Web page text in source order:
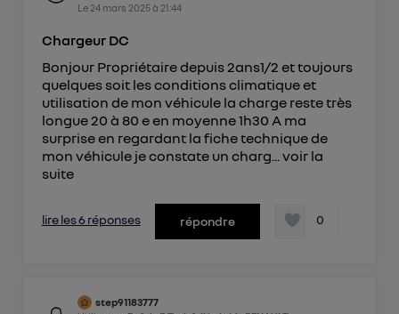
Le 24 mars 2025à 21:44
Chargeur DC
Bonjour Propriétaire depuis 2ans1/2 et toujours
quelques soit les conditions climatique et
utilisation de mon véhicule la charge reste très
longue 20 à 80 e en moyenne 1h30 A ma
surprise en regardant la fiche technique de
mon véhicule je constate un charg... voir la
suite
lire les 6 réponses répondre 0
step91183777